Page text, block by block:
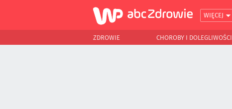
WIĘCEJ
ZDROWIE CHOROBY I DOLEGLIWOŚCI